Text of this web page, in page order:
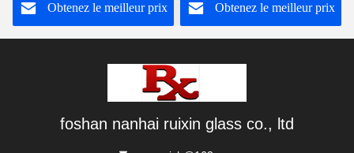
Obtenez le meilleur prix
Obtenez le meilleur prix
foshan nanhai ruixin glass co., ltd